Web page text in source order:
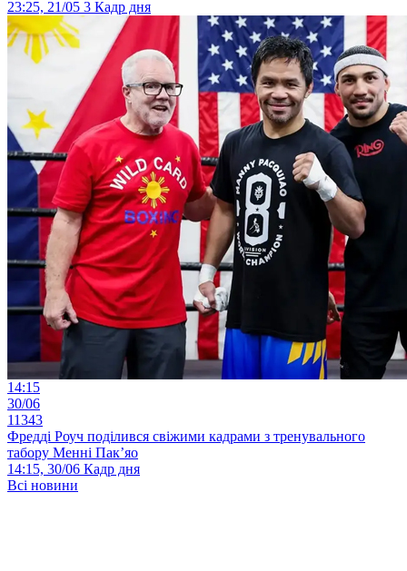
23:25, 21/05 3 Кадр дня
14:15
30/06
11343
Фредді Роуч поділився свіжими кадрами з тренувального
табору Менні Пак’яо
14:15, 30/06 Кадр дня
Всі новини